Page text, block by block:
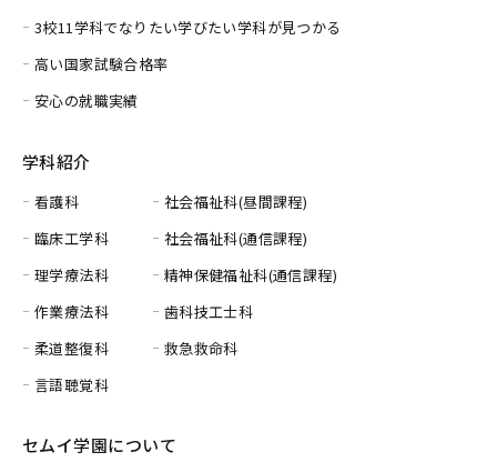
3校11学科でなりたい学びたい学科が見つかる
高い国家試験合格率
安心の就職実績
学科紹介
看護科
臨床工学科
理学療法科
作業療法科
柔道整復科
言語聴覚科
社会福祉科(昼間課程)
社会福祉科(通信課程)
精神保健福祉科(通信課程)
歯科技工士科
救急救命科
セムイ学園について